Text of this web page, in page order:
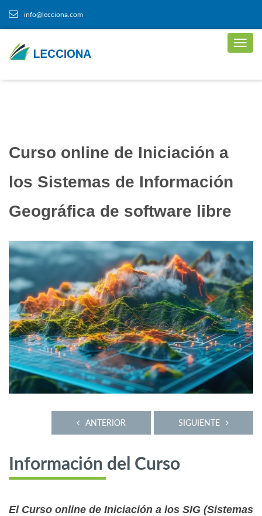
info@lecciona.com
Curso online de Iniciación a
los Sistemas de Información
Geográfica de software libre
SIGUIENTE
ANTERIOR
Información del Curso
El Curso online de Iniciación a los SIG (Sistemas